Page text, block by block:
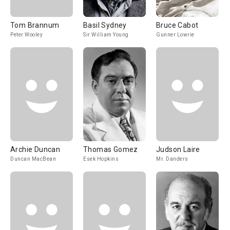
Tom Brannum
Peter Wooley
Basil Sydney
Sir William Young
Bruce Cabot
Gunner Lowrie
Archie Duncan
Duncan MacBean
Thomas Gomez
Esek Hopkins
Judson Laire
Mr. Danders